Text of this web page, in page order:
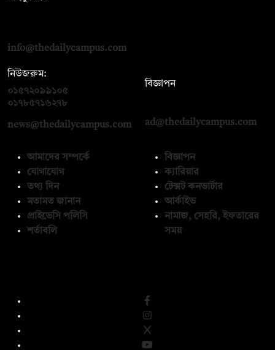
info@thedailycampus.com
নিউজরুম:
০১৫৭২০৯৯১০৫
০১৭৮৫৭১৬২৭৮
news@thedailycampus.com
বিজ্ঞাপন
ad@thedailycampus.com
আমাদের সম্পর্কে
যোগাযোগ
তথ্য দিন
মতামত জানান
প্রাইভেসি পলিসি
শর্তাবলি
বিজ্ঞাপন
ক্যারিয়ার
টেক্সট কনভার্টার
আর্কাইভ
নামাজ, সেহরি, ইফতারের
সময়